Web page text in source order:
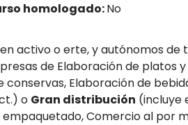
homologado:No
activo o erte, y autónomos de
de Elaboración de platos
conservas, Elaboración de
o Gran distribución (incluye
Comercio al por